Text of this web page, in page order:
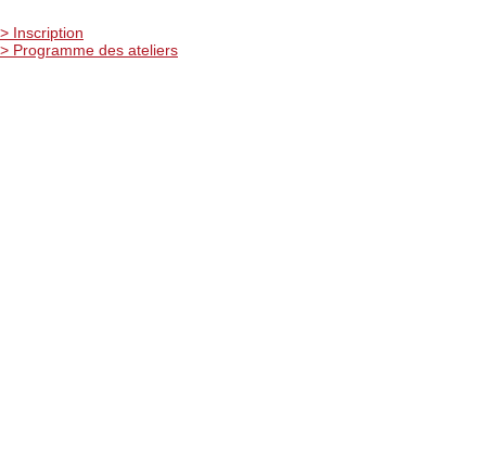
> Inscription
> Programme des ateliers